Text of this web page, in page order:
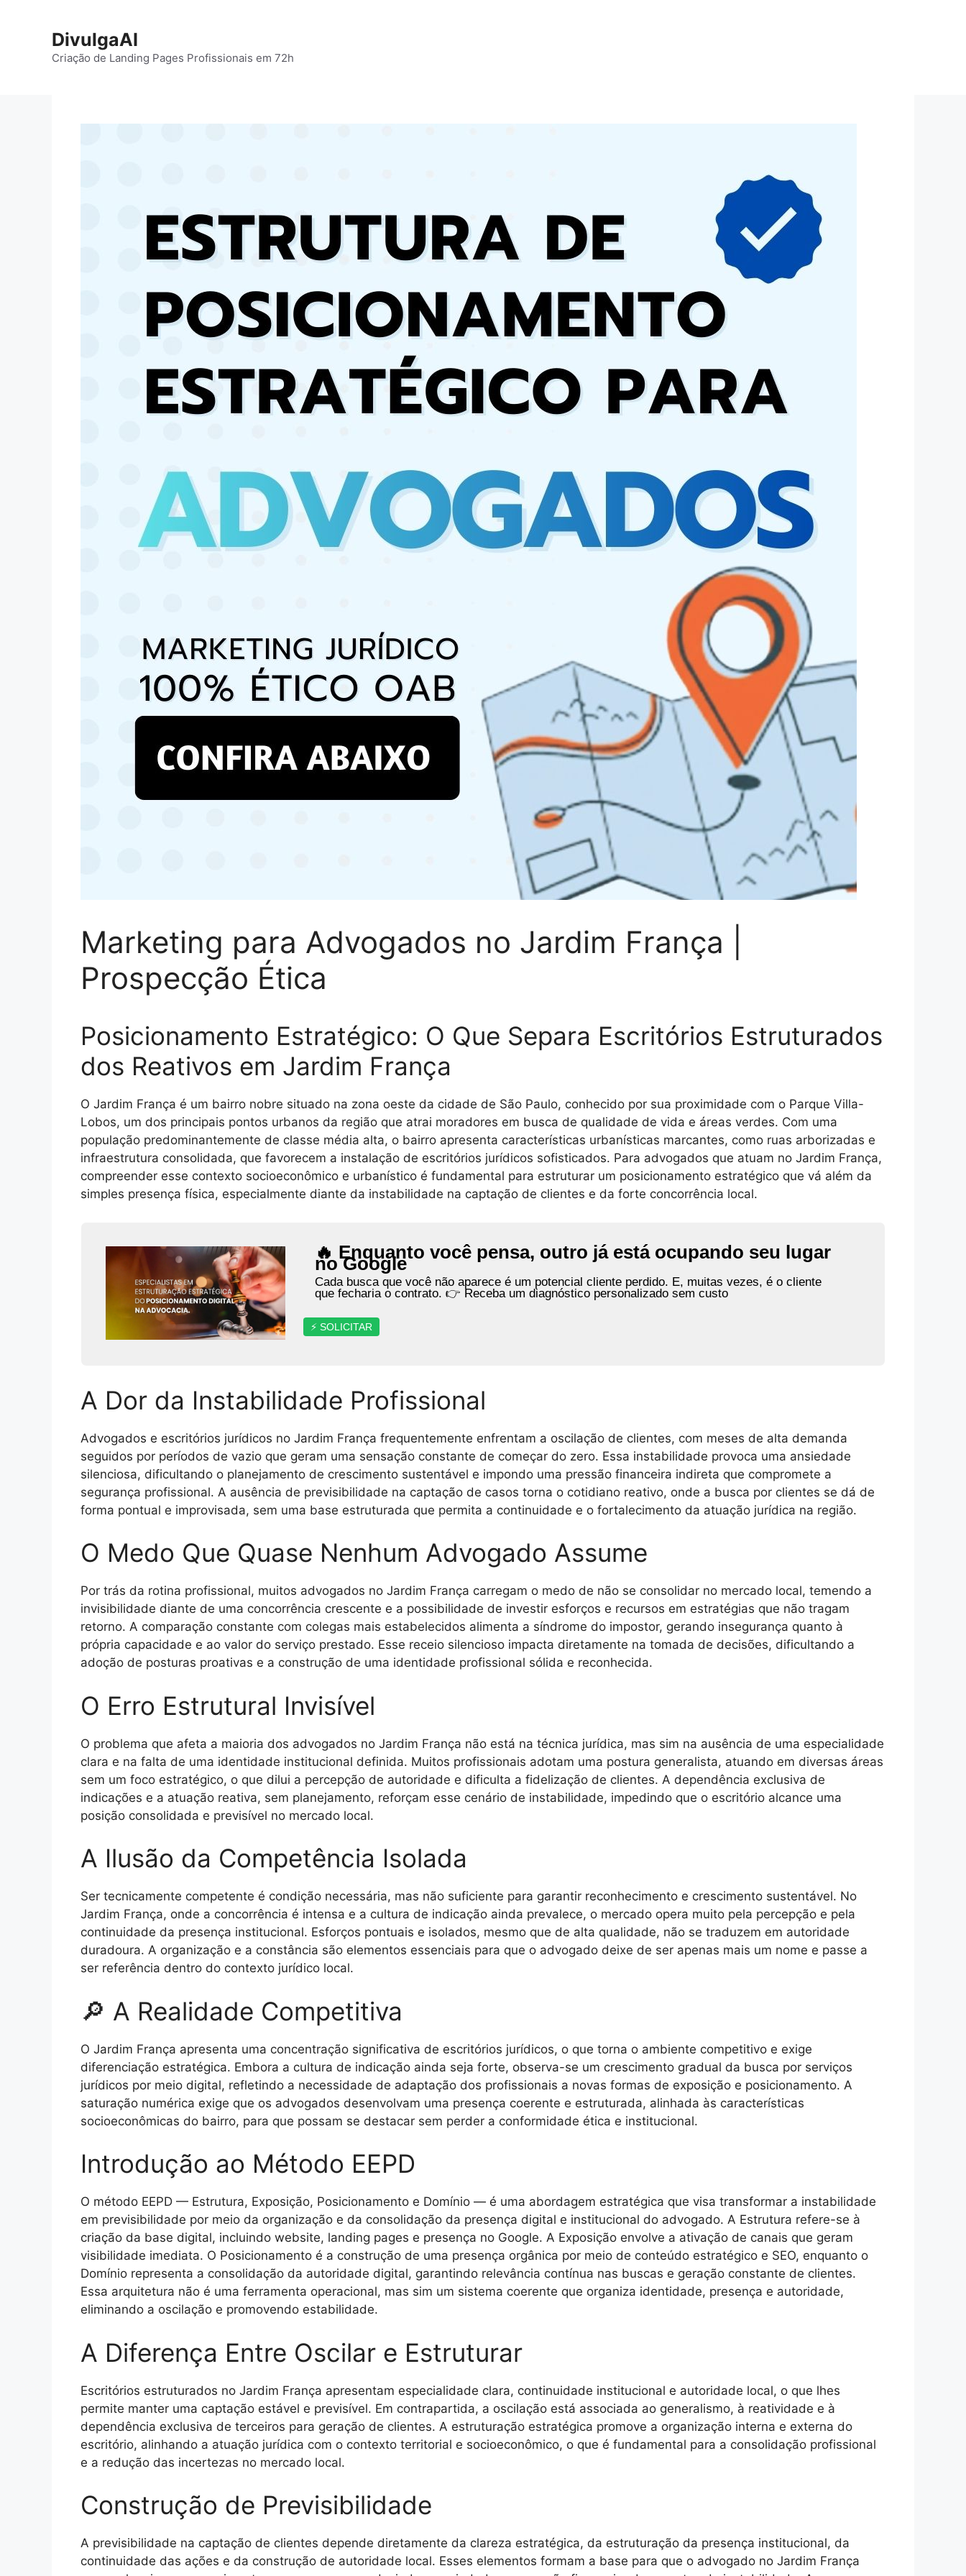
conteúdo
DivulgaAI
Criação de Landing Pages Profissionais em 72h
Marketing para Advogados no Jardim França |
Prospecção Ética
Posicionamento Estratégico: O Que Separa Escritórios Estruturados
dos Reativos em Jardim França
O Jardim França é um bairro nobre situado na zona oeste da cidade de São Paulo, conhecido por sua proximidade com o Parque Villa-
Lobos, um dos principais pontos urbanos da região que atrai moradores em busca de qualidade de vida e áreas verdes. Com uma
população predominantemente de classe média alta, o bairro apresenta características urbanísticas marcantes, como ruas arborizadas e
infraestrutura consolidada, que favorecem a instalação de escritórios jurídicos sofisticados. Para advogados que atuam no Jardim França,
compreender esse contexto socioeconômico e urbanístico é fundamental para estruturar um posicionamento estratégico que vá além da
simples presença física, especialmente diante da instabilidade na captação de clientes e da forte concorrência local.
🔥 Enquanto você pensa, outro já está ocupando seu lugar
no Google
Cada busca que você não aparece é um potencial cliente perdido. E, muitas vezes, é o cliente
que fecharia o contrato. 👉 Receba um diagnóstico personalizado sem custo
⚡ SOLICITAR
A Dor da Instabilidade Profissional
Advogados e escritórios jurídicos no Jardim França frequentemente enfrentam a oscilação de clientes, com meses de alta demanda
seguidos por períodos de vazio que geram uma sensação constante de começar do zero. Essa instabilidade provoca uma ansiedade
silenciosa, dificultando o planejamento de crescimento sustentável e impondo uma pressão financeira indireta que compromete a
segurança profissional. A ausência de previsibilidade na captação de casos torna o cotidiano reativo, onde a busca por clientes se dá de
forma pontual e improvisada, sem uma base estruturada que permita a continuidade e o fortalecimento da atuação jurídica na região.
O Medo Que Quase Nenhum Advogado Assume
Por trás da rotina profissional, muitos advogados no Jardim França carregam o medo de não se consolidar no mercado local, temendo a
invisibilidade diante de uma concorrência crescente e a possibilidade de investir esforços e recursos em estratégias que não tragam
retorno. A comparação constante com colegas mais estabelecidos alimenta a síndrome do impostor, gerando insegurança quanto à
própria capacidade e ao valor do serviço prestado. Esse receio silencioso impacta diretamente na tomada de decisões, dificultando a
adoção de posturas proativas e a construção de uma identidade profissional sólida e reconhecida.
O Erro Estrutural Invisível
O problema que afeta a maioria dos advogados no Jardim França não está na técnica jurídica, mas sim na ausência de uma especialidade
clara e na falta de uma identidade institucional definida. Muitos profissionais adotam uma postura generalista, atuando em diversas áreas
sem um foco estratégico, o que dilui a percepção de autoridade e dificulta a fidelização de clientes. A dependência exclusiva de
indicações e a atuação reativa, sem planejamento, reforçam esse cenário de instabilidade, impedindo que o escritório alcance uma
posição consolidada e previsível no mercado local.
A Ilusão da Competência Isolada
Ser tecnicamente competente é condição necessária, mas não suficiente para garantir reconhecimento e crescimento sustentável. No
Jardim França, onde a concorrência é intensa e a cultura de indicação ainda prevalece, o mercado opera muito pela percepção e pela
continuidade da presença institucional. Esforços pontuais e isolados, mesmo que de alta qualidade, não se traduzem em autoridade
duradoura. A organização e a constância são elementos essenciais para que o advogado deixe de ser apenas mais um nome e passe a
ser referência dentro do contexto jurídico local.
🔎 A Realidade Competitiva
O Jardim França apresenta uma concentração significativa de escritórios jurídicos, o que torna o ambiente competitivo e exige
diferenciação estratégica. Embora a cultura de indicação ainda seja forte, observa-se um crescimento gradual da busca por serviços
jurídicos por meio digital, refletindo a necessidade de adaptação dos profissionais a novas formas de exposição e posicionamento. A
saturação numérica exige que os advogados desenvolvam uma presença coerente e estruturada, alinhada às características
socioeconômicas do bairro, para que possam se destacar sem perder a conformidade ética e institucional.
Introdução ao Método EEPD
O método EEPD — Estrutura, Exposição, Posicionamento e Domínio — é uma abordagem estratégica que visa transformar a instabilidade
em previsibilidade por meio da organização e da consolidação da presença digital e institucional do advogado. A Estrutura refere-se à
criação da base digital, incluindo website, landing pages e presença no Google. A Exposição envolve a ativação de canais que geram
visibilidade imediata. O Posicionamento é a construção de uma presença orgânica por meio de conteúdo estratégico e SEO, enquanto o
Domínio representa a consolidação da autoridade digital, garantindo relevância contínua nas buscas e geração constante de clientes.
Essa arquitetura não é uma ferramenta operacional, mas sim um sistema coerente que organiza identidade, presença e autoridade,
eliminando a oscilação e promovendo estabilidade.
A Diferença Entre Oscilar e Estruturar
Escritórios estruturados no Jardim França apresentam especialidade clara, continuidade institucional e autoridade local, o que lhes
permite manter uma captação estável e previsível. Em contrapartida, a oscilação está associada ao generalismo, à reatividade e à
dependência exclusiva de terceiros para geração de clientes. A estruturação estratégica promove a organização interna e externa do
escritório, alinhando a atuação jurídica com o contexto territorial e socioeconômico, o que é fundamental para a consolidação profissional
e a redução das incertezas no mercado local.
Construção de Previsibilidade
A previsibilidade na captação de clientes depende diretamente da clareza estratégica, da estruturação da presença institucional, da
continuidade das ações e da construção de autoridade local. Esses elementos formam a base para que o advogado no Jardim França